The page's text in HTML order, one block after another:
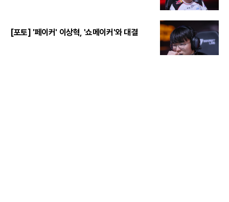
[포토] '페이커' 이상혁, '쇼메이커'와 대결